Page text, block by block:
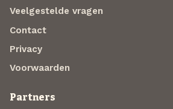
Veelgestelde vragen
Contact
Privacy
Voorwaarden
Partners